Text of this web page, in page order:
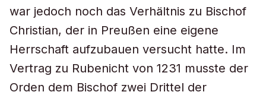
war jedoch noch das Verhältnis zu Bischof
Christian, der in Preußen eine eigene
Herrschaft aufzubauen versucht hatte. Im
Vertrag zu Rubenicht von 1231 musste der
Orden dem Bischof zwei Drittel der